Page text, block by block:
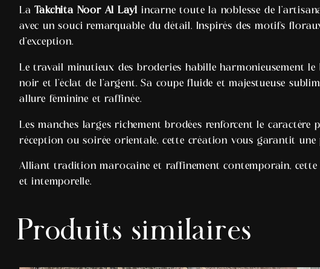
LaTakchita Noor Al Layl incarne toute la noblesse de
avec un souci remarquable du détail. Inspirés des motifs
d’exception.
Le travail minutieux des broderies habille harmonieusement
noir et l’éclat de l’argent. Sa coupe fluide et majestueuse
allure féminine et raffinée.
Les manches larges richement brodées renforcent le
réception ou soirée orientale, cette création vous garantit une
Alliant tradition marocaine et raffinement contemporain, cette
et intemporelle.
Produits similaires